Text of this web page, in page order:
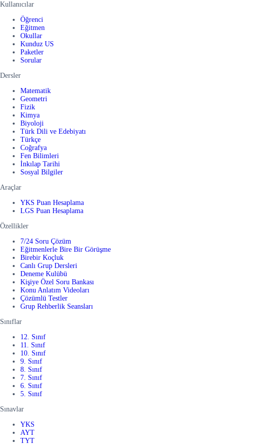
Kullanıcılar
Öğrenci
Eğitmen
Okullar
Kunduz US
Paketler
Sorular
Dersler
Matematik
Geometri
Fizik
Kimya
Biyoloji
Türk Dili ve Edebiyatı
Türkçe
Coğrafya
Fen Bilimleri
İnkılap Tarihi
Sosyal Bilgiler
Araçlar
YKS Puan Hesaplama
LGS Puan Hesaplama
Özellikler
7/24 Soru Çözüm
Eğitmenlerle Bire Bir Görüşme
Birebir Koçluk
Canlı Grup Dersleri
Deneme Kulübü
Kişiye Özel Soru Bankası
Konu Anlatım Videoları
Çözümlü Testler
Grup Rehberlik Seansları
Sınıflar
12. Sınıf
11. Sınıf
10. Sınıf
9. Sınıf
8. Sınıf
7. Sınıf
6. Sınıf
5. Sınıf
Sınavlar
YKS
AYT
TYT